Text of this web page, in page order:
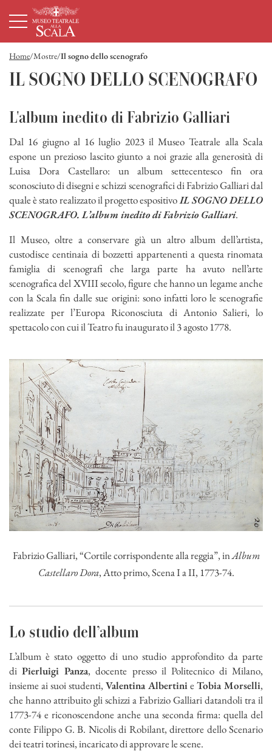
HomepageMenù principale
Home Mostre Il sogno dello scenografo
IL SOGNO DELLO SCENOGRAFO
L'album inedito di Fabrizio Galliari
Dal 16 giugno al 16 luglio 2023 il Museo Teatrale alla Scala
espone un prezioso lascito giunto a noi grazie alla generosità di
Luisa Dora Castellaro: un album settecentesco fin ora
sconosciuto di disegni e schizzi scenografici di Fabrizio Galliari dal
quale è stato realizzato il progetto espositivoIL SOGNO DELLO
SCENOGRAFO. L’album inedito di Fabrizio Galliari.
Il Museo, oltre a conservare già un altro album dell’artista,
custodisce centinaia di bozzetti appartenenti a questa rinomata
famiglia di scenografi che larga parte ha avuto nell’arte
scenografica del XVIII secolo, figure che hanno un legame anche
con la Scala fin dalle sue origini: sono infatti loro le scenografie
realizzate per l’Europa Riconosciuta di Antonio Salieri, lo
spettacolo con cui il Teatro fu inaugurato il 3 agosto 1778.
Fabrizio Galliari, “Cortile corrispondente alla reggia”, inAlbum
Castellaro Dora, Atto primo, Scena I a II, 1773-74.
Lo studio dell’album
L’album è stato oggetto di uno studio approfondito da parte
diPierluigi Panza, docente presso il Politecnico di Milano,
insieme ai suoi studenti, Valentina Albertinie Tobia Morselli,
che hanno attribuito gli schizzi a Fabrizio Galliari datandoli tra il
1773-74 e riconoscendone anche una seconda firma: quella del
conte Filippo G. B. Nicolis di Robilant, direttore dello Scenario
dei teatri torinesi, incaricato di approvare le scene.